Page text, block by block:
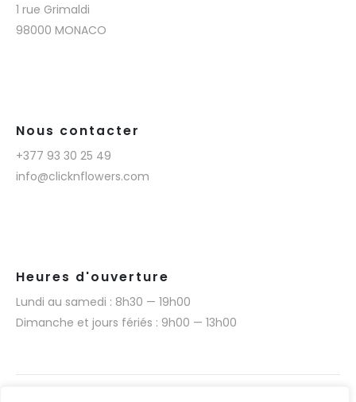
1 rue Grimaldi
98000 MONACO
Nous contacter
+377 93 30 25 49
info@clicknflowers.com
Heures d'ouverture
Lundi au samedi : 8h30 — 19h00
Dimanche et jours fériés : 9h00 — 13h00